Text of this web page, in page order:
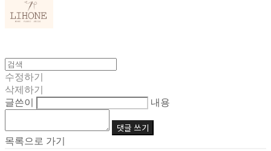
수정하기
삭제하기
글쓴이
내용
댓글 쓰기
목록으로 가기